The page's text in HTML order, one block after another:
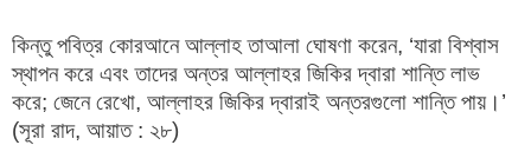
কিন্তু পবিত্র কোরআনে আল্লাহ তাআলা ঘোষণা করেন, ‘যারা বিশ্বাস
স্থাপন করে এবং তাদের অন্তর আল্লাহর জিকির দ্বারা শান্তি লাভ
করে; জেনে রেখো, আল্লাহর জিকির দ্বারাই অন্তরগুলো শান্তি পায়।’
(সূরা রাদ, আয়াত : ২৮)